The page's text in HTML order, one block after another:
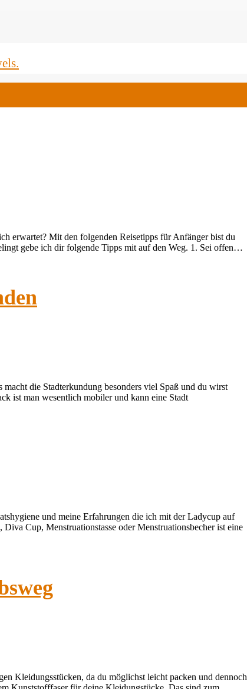
erwartet? Mit den folgenden Reisetipps für Anfänger bist du
gebe ich dir folgende Tipps mit auf den Weg. 1. Sei offen…
die Stadterkundung besonders viel Spaß und du wirst
ist man wesentlich mobiler und kann eine Stadt
und meine Erfahrungen die ich mit der Ladycup auf
Cup, Menstruationstasse oder Menstruationsbecher ist eine
Kleidungsstücken, da du möglichst leicht packen und dennoch